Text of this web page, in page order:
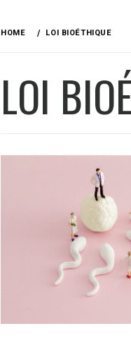
HOME LOI BIOÉTHIQUE
LOI